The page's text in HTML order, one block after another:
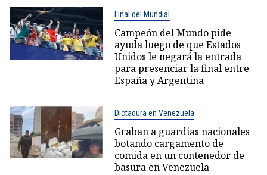
Final del Mundial
Campeón del Mundo pide
ayuda luego de que Estados
Unidos le negará la entrada
para presenciar la final entre
España y Argentina
Dictadura en Venezuela
Graban a guardias nacionales
botando cargamento de
comida en un contenedor de
basura en Venezuela